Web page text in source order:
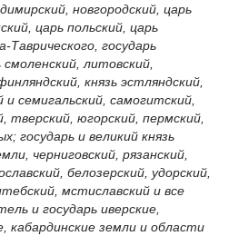
новгородский, царь
царь польский, царь
Таврического, государь
смоленский, литовский,
князь эстляндский,
и семигальский, самогитский,
тверский, югорский, пермский,
государь и великий князь
черниговский, рязанский,
белозерский, удорский,
мстиславский и все
и государь иверские,
кабардинские земли и области